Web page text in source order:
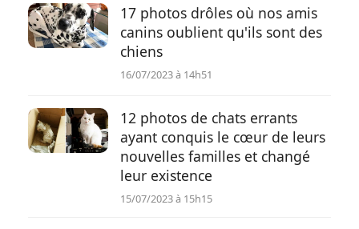
17 photos drôles où nos amis
canins oublient qu'ils sont des
chiens
16/07/2023 à 14h51
12 photos de chats errants
ayant conquis le cœur de leurs
nouvelles familles et changé
leur existence
15/07/2023 à 15h15